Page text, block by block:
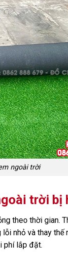
ngoài trời
trời bị
theo thời gian.
nhỏ và thay thế
phí lắp đặt.